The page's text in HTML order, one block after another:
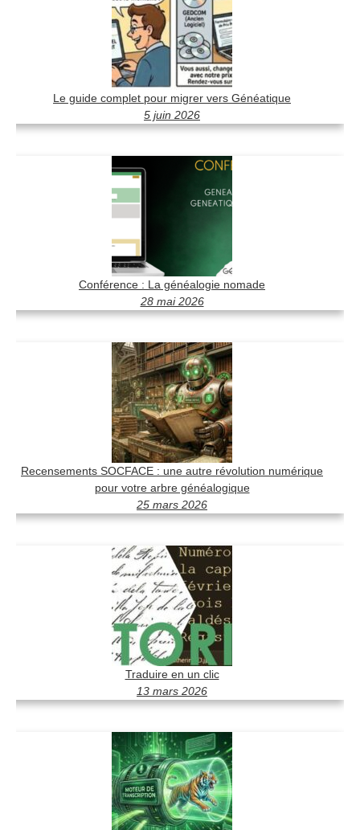
Le guide complet pour migrer vers Généatique
5 juin 2026
Conférence : La généalogie nomade
28 mai 2026
Recensements SOCFACE : une autre révolution numérique
pour votre arbre généalogique
25 mars 2026
Traduire en un clic
13 mars 2026